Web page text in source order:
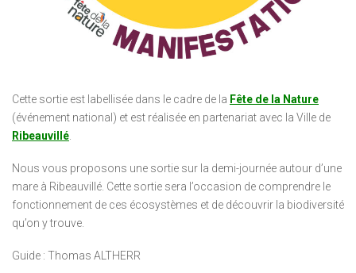
Cette sortie est labellisée dans le cadre de la Fête de la Nature
(événement national) et est réalisée en partenariat avec la Ville de
Ribeauvillé
Nous vous proposons une sortie sur la demi-journée autour d’une
mare à Ribeauvillé. Cette sortie sera l’occasion de comprendre le
fonctionnement de ces écosystèmes et de découvrir la biodiversité
qu’on y trouve.
Guide : Thomas ALTHERR